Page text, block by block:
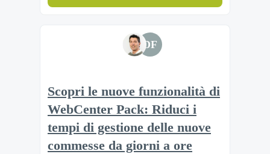
DF
Scopri le nuove funzionalità di
WebCenter Pack: Riduci i
tempi di gestione delle nuove
commesse da giorni a ore